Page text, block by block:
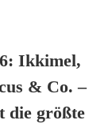
Ikkimel,
& Co. –
die größte